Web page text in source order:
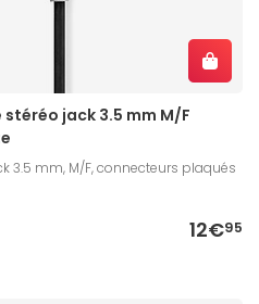
jack 3.5 mm M/F
3.5 mm, M/F, connecteurs plaqués
12€95